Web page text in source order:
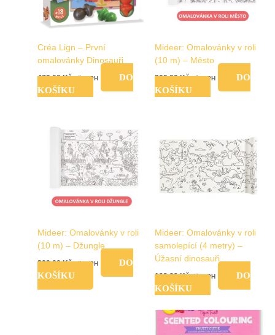
Créa Lign – První
omalovánky Dinosauři
479,00Kč vč. DPH
DO
KOŠÍKU
Mideer: Omalovánky v roli
(10 m) – Město
209,00Kč vč. DPH
DO
KOŠÍKU
Mideer: Omalovánky v roli
(10 m) – Džungle
209,00Kč vč. DPH
DO
KOŠÍKU
Mideer: Omalovánky v roli
samolepící (4 metry) –
Úžasní dinosauři
199,00Kč vč. DPH
DO
KOŠÍKU